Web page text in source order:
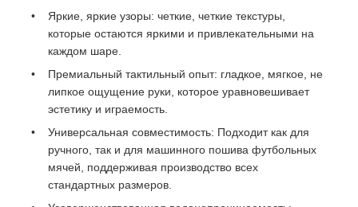
Домой
Яркие, яркие узоры: четкие, четкие текстуры,
которые остаются яркими и привлекательными на
каждом шаре.
Премиальный тактильный опыт: гладкое, мягкое, не
липкое ощущение руки, которое уравновешивает
эстетику и играемость.
Универсальная совместимость: Подходит как для
ручного, так и для машинного пошива футбольных
мячей, поддерживая производство всех
стандартных размеров.